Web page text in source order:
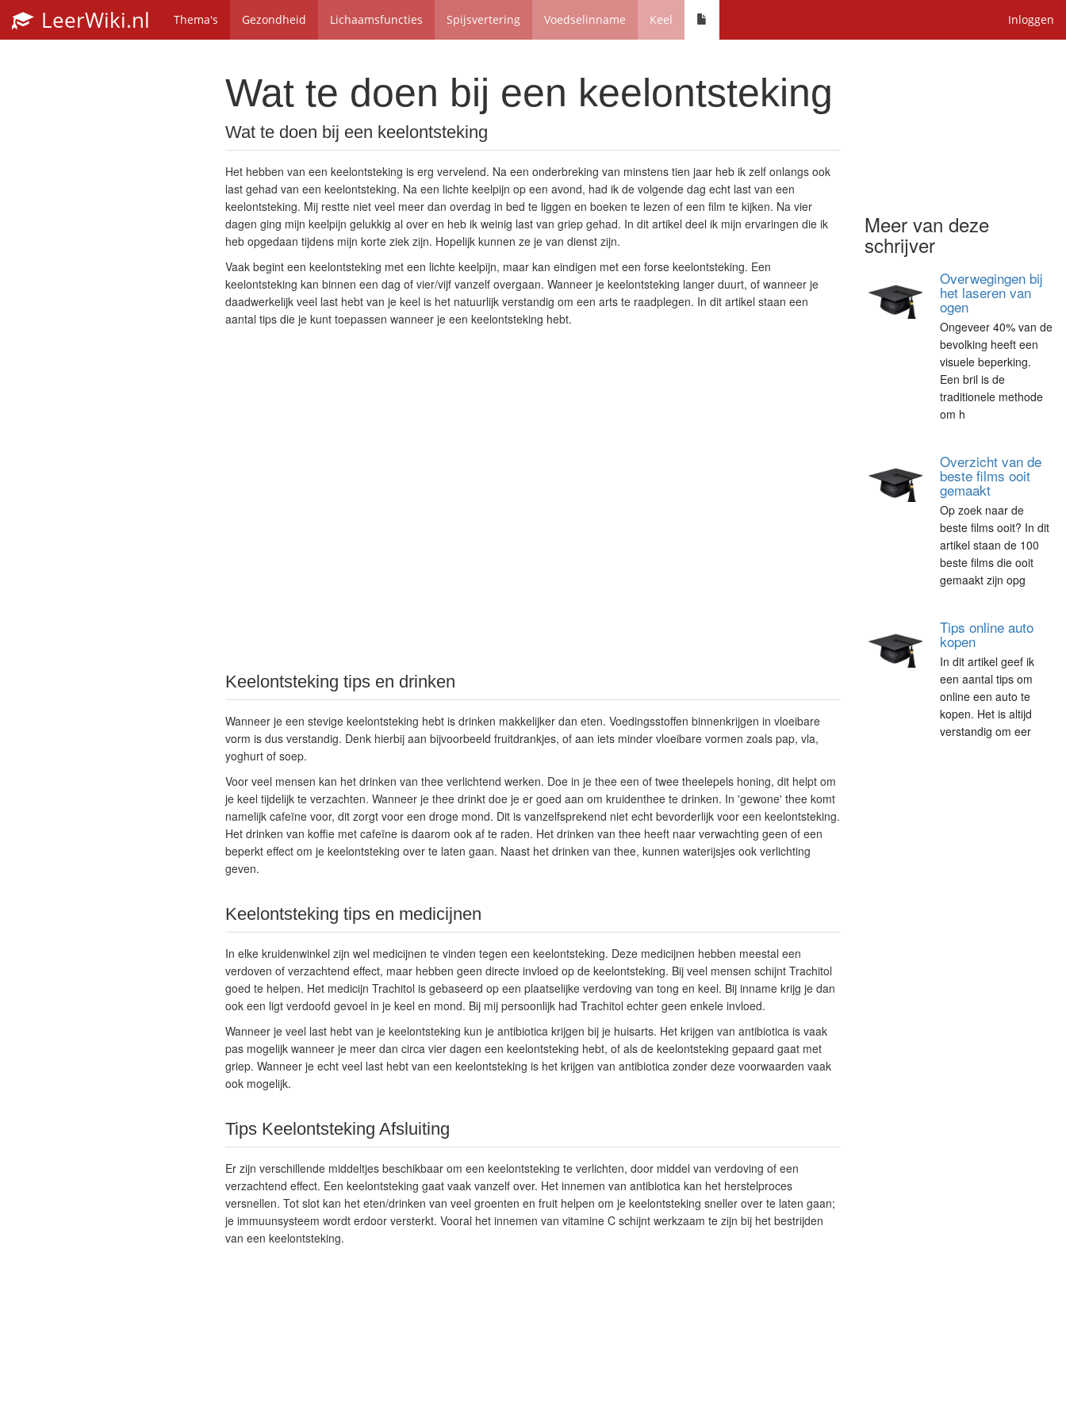
LeerWiki.nl Thema's Gezondheid Lichaamsfuncties Spijsvertering Voedselinname Keel Inloggen
Wat te doen bij een keelontsteking
Wat te doen bij een keelontsteking
Het hebben van een keelontsteking is erg vervelend. Na een onderbreking van minstens tien jaar heb ik zelf onlangs ook
last gehad van een keelontsteking. Na een lichte keelpijn op een avond, had ik de volgende dag echt last van een
keelontsteking. Mij restte niet veel meer dan overdag in bed te liggen en boeken te lezen of een film te kijken. Na vier
dagen ging mijn keelpijn gelukkig al over en heb ik weinig last van griep gehad. In dit artikel deel ik mijn ervaringen die ik
heb opgedaan tijdens mijn korte ziek zijn. Hopelijk kunnen ze je van dienst zijn.
Vaak begint een keelontsteking met een lichte keelpijn, maar kan eindigen met een forse keelontsteking. Een
keelontsteking kan binnen een dag of vier/vijf vanzelf overgaan. Wanneer je keelontsteking langer duurt, of wanneer je
daadwerkelijk veel last hebt van je keel is het natuurlijk verstandig om een arts te raadplegen. In dit artikel staan een
aantal tips die je kunt toepassen wanneer je een keelontsteking hebt.
Keelontsteking tips en drinken
Wanneer je een stevige keelontsteking hebt is drinken makkelijker dan eten. Voedingsstoffen binnenkrijgen in vloeibare
vorm is dus verstandig. Denk hierbij aan bijvoorbeeld fruitdrankjes, of aan iets minder vloeibare vormen zoals pap, vla,
yoghurt of soep.
Voor veel mensen kan het drinken van thee verlichtend werken. Doe in je thee een of twee theelepels honing, dit helpt om
je keel tijdelijk te verzachten. Wanneer je thee drinkt doe je er goed aan om kruidenthee te drinken. In 'gewone' thee komt
namelijk cafeïne voor, dit zorgt voor een droge mond. Dit is vanzelfsprekend niet echt bevorderlijk voor een keelontsteking.
Het drinken van koffie met cafeïne is daarom ook af te raden. Het drinken van thee heeft naar verwachting geen of een
beperkt effect om je keelontsteking over te laten gaan. Naast het drinken van thee, kunnen waterijsjes ook verlichting
geven.
Keelontsteking tips en medicijnen
In elke kruidenwinkel zijn wel medicijnen te vinden tegen een keelontsteking. Deze medicijnen hebben meestal een
verdoven of verzachtend effect, maar hebben geen directe invloed op de keelontsteking. Bij veel mensen schijnt Trachitol
goed te helpen. Het medicijn Trachitol is gebaseerd op een plaatselijke verdoving van tong en keel. Bij inname krijg je dan
ook een ligt verdoofd gevoel in je keel en mond. Bij mij persoonlijk had Trachitol echter geen enkele invloed.
Wanneer je veel last hebt van je keelontsteking kun je antibiotica krijgen bij je huisarts. Het krijgen van antibiotica is vaak
pas mogelijk wanneer je meer dan circa vier dagen een keelontsteking hebt, of als de keelontsteking gepaard gaat met
griep. Wanneer je echt veel last hebt van een keelontsteking is het krijgen van antibiotica zonder deze voorwaarden vaak
ook mogelijk.
Tips Keelontsteking Afsluiting
Er zijn verschillende middeltjes beschikbaar om een keelontsteking te verlichten, door middel van verdoving of een
verzachtend effect. Een keelontsteking gaat vaak vanzelf over. Het innemen van antibiotica kan het herstelproces
versnellen. Tot slot kan het eten/drinken van veel groenten en fruit helpen om je keelontsteking sneller over te laten gaan;
je immuunsysteem wordt erdoor versterkt. Vooral het innemen van vitamine C schijnt werkzaam te zijn bij het bestrijden
van een keelontsteking.
Meer van deze
schrijver
Overwegingen bij
het laseren van
ogen
Ongeveer 40% van de
bevolking heeft een
visuele beperking.
Een bril is de
traditionele methode
om h
Overzicht van de
beste films ooit
gemaakt
Op zoek naar de
beste films ooit? In dit
artikel staan de 100
beste films die ooit
gemaakt zijn opg
Tips online auto
kopen
In dit artikel geef ik
een aantal tips om
online een auto te
kopen. Het is altijd
verstandig om eer